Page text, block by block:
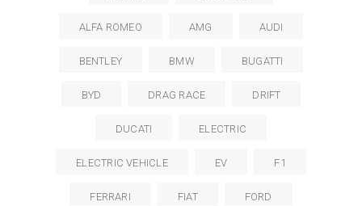
ALFA ROMEO AMG AUDI
BENTLEY BMW BUGATTI
BYD DRAG RACE DRIFT
DUCATI ELECTRIC
ELECTRIC VEHICLE EV F1
FERRARI FIAT FORD